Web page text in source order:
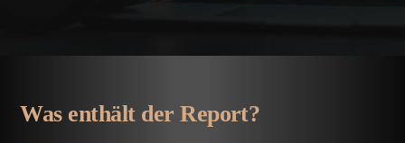
Was enthält der Report?